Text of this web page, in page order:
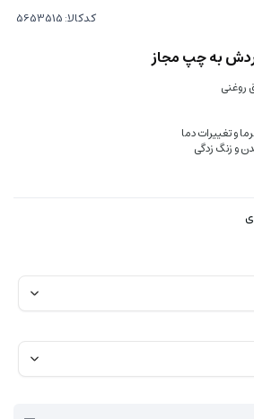
کدکالا:
به چپ مجاز
روغنی
و تغییرات دما
و زنگ زدگی